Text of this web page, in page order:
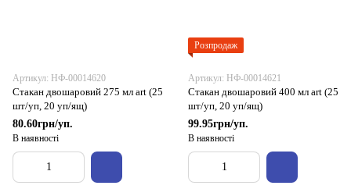
Артикул: НФ-00014620
Стакан двошаровий 275 мл art (25
шт/уп, 20 уп/ящ)
80.60грн/уп.
В наявності
Розпродаж
Артикул: НФ-00014621
Стакан двошаровий 400 мл art (25
шт/уп, 20 уп/ящ)
99.95грн/уп.
В наявності